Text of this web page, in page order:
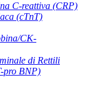
C-reattiva (CRP)
(cTnT)
CK-
di Rettili
pro BNP)